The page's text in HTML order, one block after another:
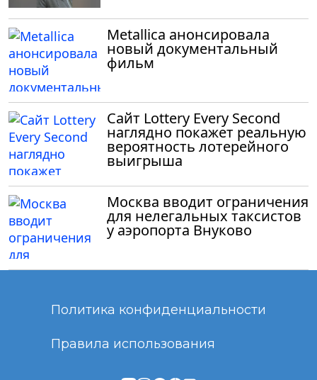
Metallica анонсировала
новый документальный
фильм
Сайт Lottery Every Second
наглядно покажет реальную
вероятность лотерейного
выигрыша
Москва вводит ограничения
для нелегальных таксистов
у аэропорта Внуково
Политика конфиденциальности
Правила использования